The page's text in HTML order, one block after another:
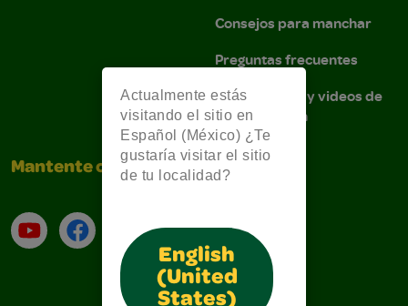
Actualmente estás
visitando el sitio en
Español (México) ¿Te
gustaría visitar el sitio
de tu localidad?
English
(United
States)
Consejos para manchar
Preguntas frecuentes
Instrucciones y videos de
demostración
Mantente conectado
YouTube (en inglés)
Facebook (en inglés)
Instagram (en inglés)
TikTok